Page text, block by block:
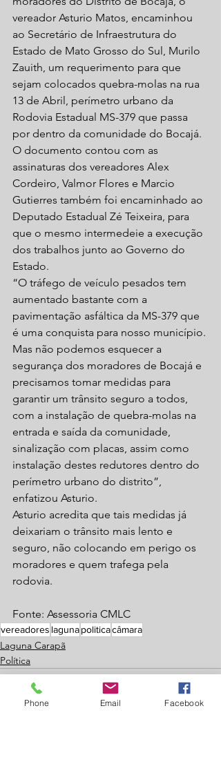
vereador Asturio Matos, encaminhou
ao Secretário de Infraestrutura do
Estado de Mato Grosso do Sul, Murilo
Zauith, um requerimento para que
sejam colocados quebra-molas na rua
13 de Abril, perímetro urbano da
Rodovia Estadual MS-379 que passa
por dentro da comunidade do Bocajá.
O documento contou com as
assinaturas dos vereadores Alex
Cordeiro, Valmor Flores e Marcio
Gutierres também foi encaminhado ao
Deputado Estadual Zé Teixeira, para
que o mesmo intermedeie a execução
dos trabalhos junto ao Governo do
Estado.
“O tráfego de veículo pesados tem
aumentado bastante com a
pavimentação asfáltica da MS-379 que
é uma conquista para nosso município.
Mas não podemos esquecer a
segurança dos moradores de Bocajá e
precisamos tomar medidas para
garantir um trânsito seguro a todos,
com a instalação de quebra-molas na
entrada e saída da comunidade,
sinalização com placas, assim como
instalação destes redutores dentro do
perímetro urbano do distrito”,
enfatizou Asturio.
Asturio acredita que tais medidas já
deixariam o trânsito mais lento e
seguro, não colocando em perigo os
moradores e quem trafega pela
rodovia.
Fonte: Assessoria CMLC
vereadores lagunapoliticacâmara
Laguna Carapã
Política
Phone Email Facebook